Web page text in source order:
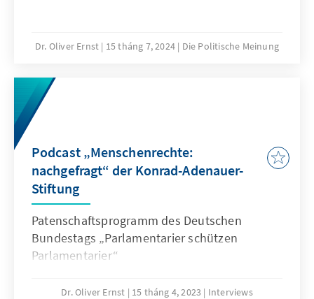
Dr. Oliver Ernst 15 tháng 7, 2024 Die Politische Meinung
Podcast „Menschenrechte:
nachgefragt“ der Konrad-Adenauer-
Stiftung
Patenschaftsprogramm des Deutschen
Bundestags „Parlamentarier schützen
Parlamentarier“
Dr. Oliver Ernst 15 tháng 4, 2023 Interviews